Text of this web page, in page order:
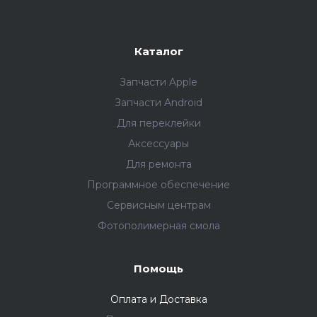
Каталог
Запчасти Apple
Запчасти Android
Для переклейки
Аксессуары
Для ремонта
Программное обеспечение
Сервисным центрам
Фотополимерная смола
Помощь
Оплата и Доставка